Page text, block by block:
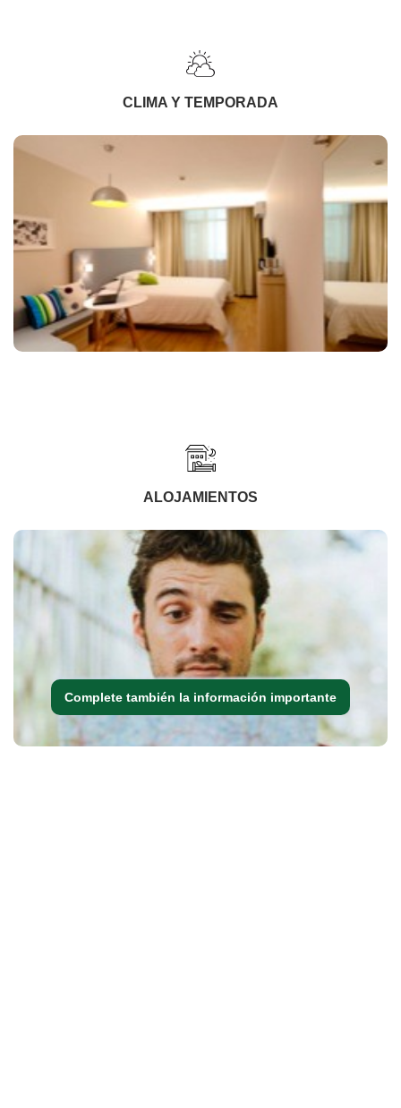
CLIMA Y TEMPORADA
ALOJAMIENTOS
Complete también la información importante